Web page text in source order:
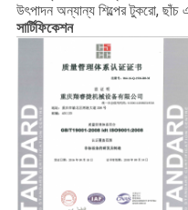
উৎপাদন অন্যান্য শিল্পের টুকরো, ছাঁচ
সার্টিফিকেশন